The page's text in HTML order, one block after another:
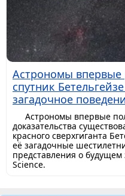
Астрономы впервые
спутник
загадочное
Астрономы впервые
доказательства
красного сверхгиганта
её загадочные
представления о
Science.